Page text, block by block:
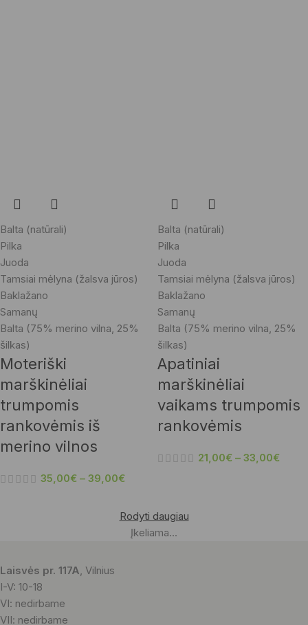
Balta (natūrali)
Pilka
Juoda
Tamsiai mėlyna (žalsva jūros)
Baklažano
Samanų
Balta (75% merino vilna, 25%
šilkas)
Moteriški
marškinėliai
trumpomis
rankovėmis iš
merino vilnos
35,00€ – 39,00€
Balta (natūrali)
Pilka
Juoda
Tamsiai mėlyna (žalsva jūros)
Baklažano
Samanų
Balta (75% merino vilna, 25%
šilkas)
Apatiniai
marškinėliai
vaikams trumpomis
rankovėmis
21,00€ – 33,00€
Rodyti daugiau
Įkeliama...
Laisvės pr. 117A, Vilnius
I-V: 10-18
VI: nedirbame
VII: nedirbame